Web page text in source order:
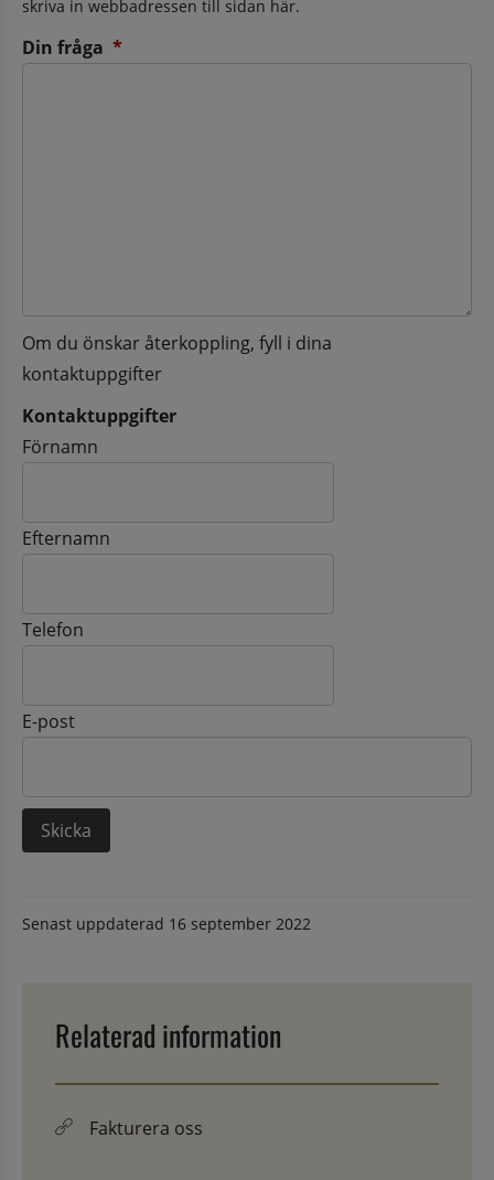
skriva in webbadressen till sidan här.
Din fråga *
Om du önskar återkoppling, fyll i dina
kontaktuppgifter
Kontaktuppgifter
Kontaktuppgifter
Förnamn
Efternamn
Telefon
E-post
Senast uppdaterad 16 september 2022
Relaterad information
Fakturera oss